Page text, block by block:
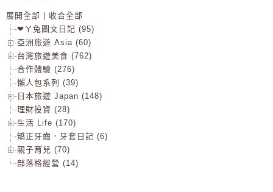
展開全部
收合全部
❤ㄚ兔圖文日記 (95)
亞洲旅遊 Asia (60)
台灣旅遊美食 (762)
合作體驗 (276)
懶人包系列 (39)
日本旅遊 Japan (148)
理財投資 (28)
生活 Life (170)
矯正牙齒．牙套日記 (6)
親子育兒 (70)
部落格經營 (14)